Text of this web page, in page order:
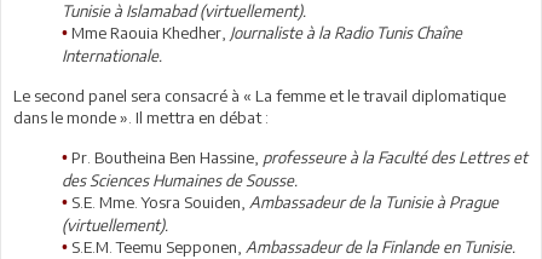
Tunisie à Islamabad (virtuellement).
• Mme Raouia Khedher, Journaliste à la Radio Tunis Chaîne
Internationale.
Le second panel sera consacré à « La femme et le travail diplomatique
dans le monde ». Il mettra en débat :
• Pr. Boutheina Ben Hassine, professeure à la Faculté des Lettres et
des Sciences Humaines de Sousse.
• S.E. Mme. Yosra Souiden, Ambassadeur de la Tunisie à Prague
(virtuellement).
• S.E.M. Teemu Sepponen, Ambassadeur de la Finlande en Tunisie.